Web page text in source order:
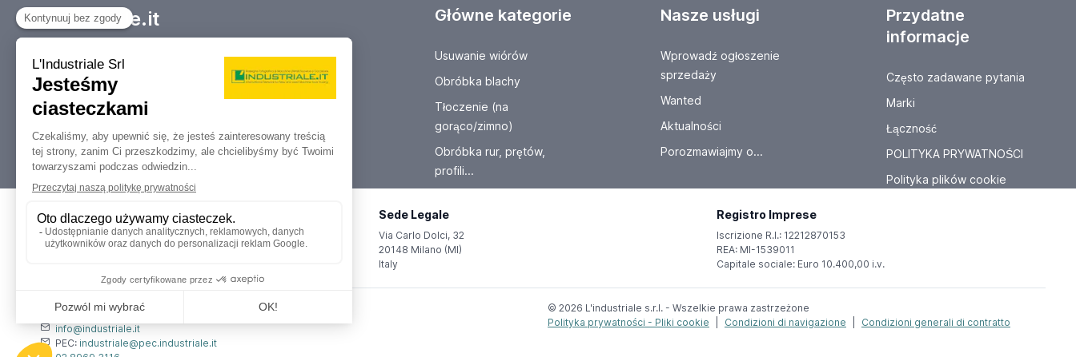
Industriale.it
Twój Marketplace informacyjny
dotyczący kupna, sprzedaży, aukcji i
likwidacji obrabiarek i maszyn
przemysłowych.
Główne kategorie
Usuwanie wiórów
Obróbka blachy
Tłoczenie (na
gorąco/zimno)
Obróbka rur, prętów,
profili...
Nasze usługi
Wprowadź ogłoszenie
sprzedaży
Wanted
Aktualności
Porozmawiajmy o...
Przydatne
informacje
Często zadawane pytania
Marki
Łączność
POLITYKA PRYWATNOŚCI
Polityka plików cookie
Dati Legali
L'industriale s.r.l.
P. IVA: 12212870153
Sede Legale
Via Carlo Dolci, 32
20148 Milano (MI)
Italy
Registro Imprese
Iscrizione R.I.: 12212870153
REA: MI-1539011
Capitale sociale: Euro 10.400,00 i.v.
Contatti
info@industriale.it
PEC: industriale@pec.industriale.it
© 2026 L'industriale s.r.l. - Wszelkie prawa zastrzeżone
Polityka prywatności - Pliki cookie
Condizioni di navigazione Condizioni generali di contratto